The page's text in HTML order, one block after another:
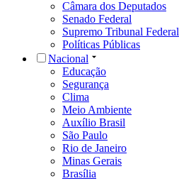
Câmara dos Deputados
Senado Federal
Supremo Tribunal Federal
Políticas Públicas
Nacional
Educação
Segurança
Clima
Meio Ambiente
Auxílio Brasil
São Paulo
Rio de Janeiro
Minas Gerais
Brasília